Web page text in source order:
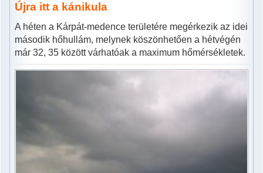
Újra itt a kánikula
A héten a Kárpát-medence területére megérkezik az idei
második hőhullám, melynek köszönhetően a hétvégén
már 32, 35 között várhatóak a maximum hőmérsékletek.